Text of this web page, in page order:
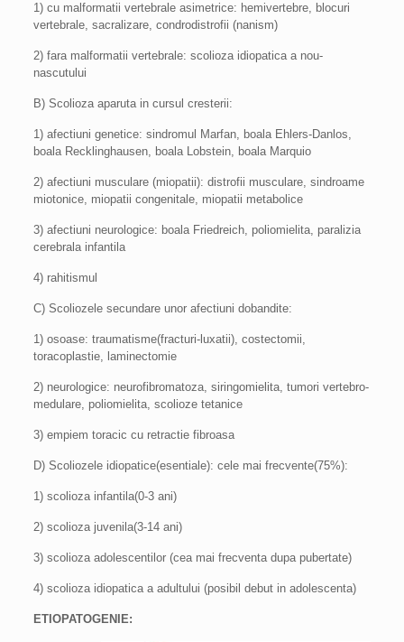
1) cu malformatii vertebrale asimetrice: hemivertebre, blocuri
vertebrale, sacralizare, condrodistrofii (nanism)
2) fara malformatii vertebrale: scolioza idiopatica a nou-
nascutului
B) Scolioza aparuta in cursul cresterii:
1) afectiuni genetice: sindromul Marfan, boala Ehlers-Danlos,
boala Recklinghausen, boala Lobstein, boala Marquio
2) afectiuni musculare (miopatii): distrofii musculare, sindroame
miotonice, miopatii congenitale, miopatii metabolice
3) afectiuni neurologice: boala Friedreich, poliomielita, paralizia
cerebrala infantila
4) rahitismul
C) Scoliozele secundare unor afectiuni dobandite:
1) osoase: traumatisme(fracturi-luxatii), costectomii,
toracoplastie, laminectomie
2) neurologice: neurofibromatoza, siringomielita, tumori vertebro-
medulare, poliomielita, scolioze tetanice
3) empiem toracic cu retractie fibroasa
D) Scoliozele idiopatice(esentiale): cele mai frecvente(75%):
1) scolioza infantila(0-3 ani)
2) scolioza juvenila(3-14 ani)
3) scolioza adolescentilor (cea mai frecventa dupa pubertate)
4) scolioza idiopatica a adultului (posibil debut in adolescenta)
ETIOPATOGENIE: